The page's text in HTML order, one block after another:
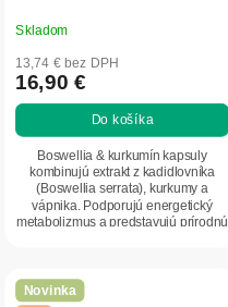
Skladom
13,74 € bez DPH
16,90 €
Do košíka
Boswellia & kurkumín kapsuly
kombinujú extrakt z kadidlovníka
(Boswellia serrata), kurkumy a
vápnika. Podporujú energetický
metabolizmus a predstavujú prírodnú
Novinka